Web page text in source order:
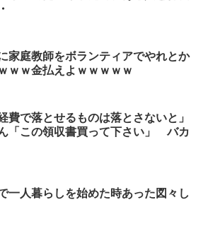
家庭教師をボランティアでやれとか
ｗｗ金払えよｗｗｗｗｗ
費で落とせるものは落とさないと」
「この領収書買って下さい」 バカ
一人暮らしを始めた時あった図々し